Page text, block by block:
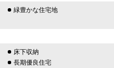
緑豊かな住宅地
床下収納
長期優良住宅